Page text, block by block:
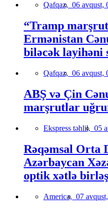
Qafqaz, 06 avqust,
“Tramp
Ermənistan
biləcək
Qafqaz, 06 avqust,
ABŞ və Çin
marşrutlar
Ekspress təhlil, 05
Rəqəmsal Orta
Azərbaycan
optik xətlə
America, 07